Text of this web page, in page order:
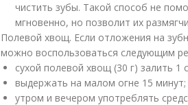
чистить зубы. Такой способ не
мгновенно, но позволит их
Полевой хвощ. Если отложения на
можно воспользоваться следующим
сухой полевой хвощ (30 г) залить 1
выдержать на малом огне 15 минут;
утром и вечером употреблять